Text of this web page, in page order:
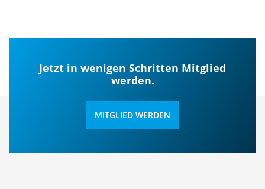
Jetzt in wenigen Schritten Mitglied
werden.
MITGLIED WERDEN